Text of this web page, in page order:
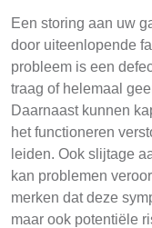
Een storing aan uw
door uiteenlopende
probleem is een
traag of helemaal
Daarnaast kunnen
het functioneren
leiden. Ook slijtage
kan problemen
merken dat deze
maar ook potentiële